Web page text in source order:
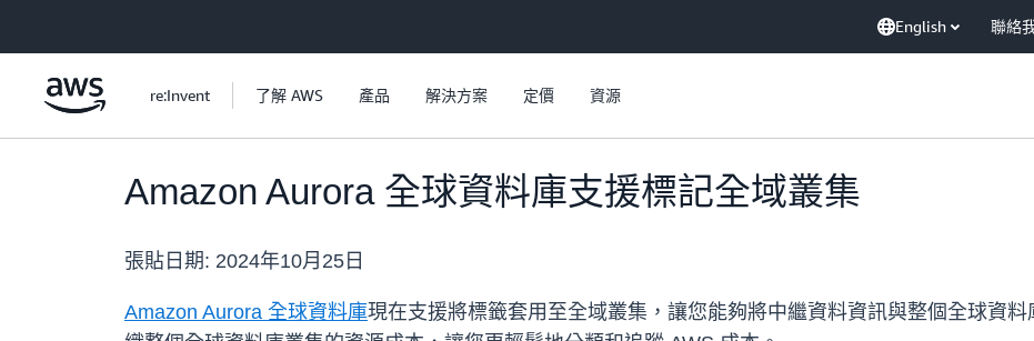
English 聯絡
re:Invent 了解 AWS 產品 解決方案 定價 資源
Amazon Aurora 全球資料庫支援標記全域叢集
張貼日期: 2024年10月25日
Amazon Aurora 全球資料庫現在支援將標籤套用至全域叢集，讓您能夠將中繼資料資訊與整個全球資